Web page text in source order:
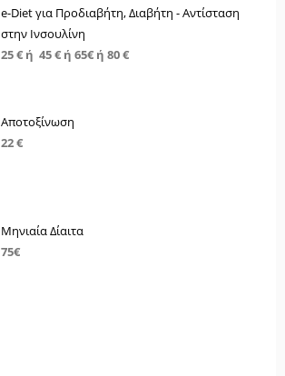
e-Diet για Προδιαβήτη, Διαβήτη - Αντίσταση
στην Ινσουλίνη
25 € ή 45 € ή 65€ ή 80 €
Αποτοξίνωση
22 €
Μηνιαία Δίαιτα
75€